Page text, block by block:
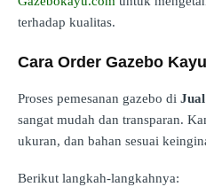
terhadap kualitas.
Cara Order Gazebo
Proses pemesanan gazebo di
sangat mudah dan transparan.
ukuran, dan bahan sesuai
Berikut langkah-langkahnya: